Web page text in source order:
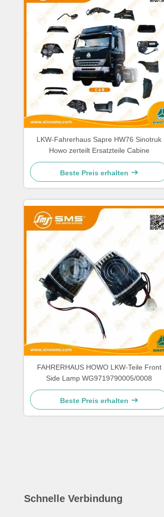
LKW-Fahrerhaus Sapre HW76 Sinotruk
Howo zerteilt Ersatzteile Cabine
Beste Preis erhalten
FAHRERHAUS HOWO LKW-Teile Front
Side Lamp WG9719790005/0008
Beste Preis erhalten
Schnelle Verbindung